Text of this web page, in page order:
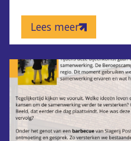
Lees meer